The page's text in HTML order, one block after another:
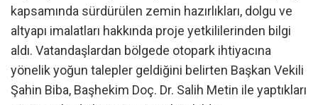
kapsamında sürdürülen zemin hazırlıkları, dolgu ve
altyapı imalatları hakkında proje yetkililerinden bilgi
aldı. Vatandaşlardan bölgede otopark ihtiyacına
yönelik yoğun talepler geldiğini belirten Başkan Vekili
Şahin Biba, Başhekim Doç. Dr. Salih Metin ile yaptıkları